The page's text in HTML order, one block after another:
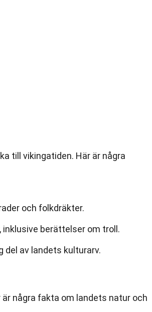
till vikingatiden. Här är några
och folkdräkter.
berättelser om troll.
del av landets kulturarv.
några fakta om landets natur och